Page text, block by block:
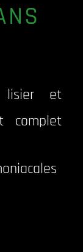
lisier et
complet